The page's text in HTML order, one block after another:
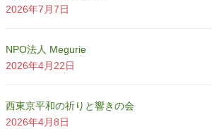
2026年7月7日
NPO法人 Megurie
2026年4月22日
西東京平和の祈りと響きの会
2026年4月8日